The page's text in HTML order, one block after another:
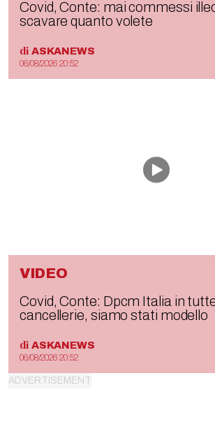
Covid, Conte: mai commessi
scavare quanto volete
di ASKANEWS
06/08/2026 20:52
VIDEO
Covid, Conte: Dpcm Italia in
cancellerie, siamo stati modello
di ASKANEWS
06/08/2026 20:52